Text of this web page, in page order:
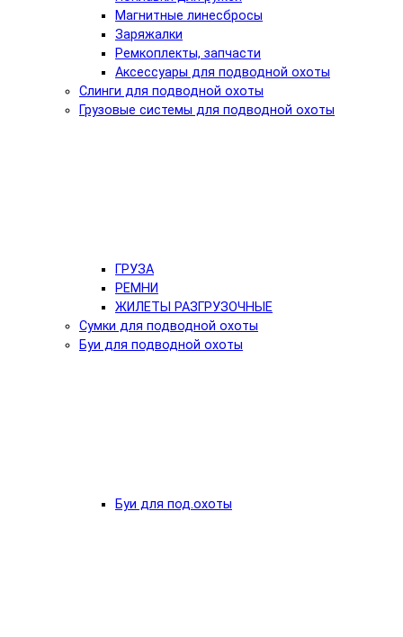
Магнитные линесбросы
Заряжалки
Ремкоплекты, запчасти
Аксессуары для подводной охоты
Слинги для подводной охоты
Грузовые системы для подводной охоты
ГРУЗА
РЕМНИ
ЖИЛЕТЫ РАЗГРУЗОЧНЫЕ
Сумки для подводной охоты
Буи для подводной охоты
Буи для под.охоты